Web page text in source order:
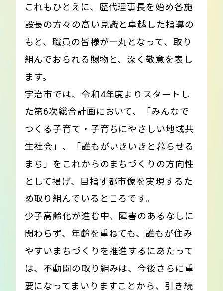
これもひとえに、歴代理事長を始め各施
設長の方々の高い見識と卓越した指導の
もと、職員の皆様が一丸となって、取り
組んでおられる賜物と、深く敬意を表し
ます。
宇治市では、令和4年度よりスタートし
た第6次総合計画において、「みんなで
つくる子育て・子育ちにやさしい地域共
生社会」、「誰もがいきいきと暮らせる
まち」をこれからのまちづくりの方向性
として掲げ、目指す都市像を実現するた
め取り組んでいるところです。
少子高齢化が進む中、障害のあるなしに
関わらず、年齢を重ねても、誰もが住み
やすいまちづくりを推進するにあたって
は、不動園の取り組みは、今後さらに重
要になってまいりますことから、引き続